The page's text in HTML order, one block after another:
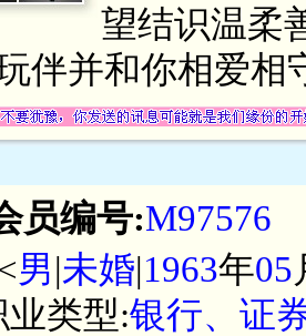
望结识温柔
伴并和你相爱
员编号:M97576
男|未婚|1963年05
业类型:银行、证